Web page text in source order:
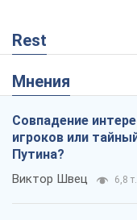
Rest
Мнения
Совпадение
игроков или
Путина?
Виктор Швец 6,8 т.